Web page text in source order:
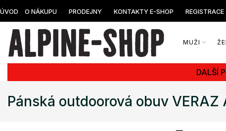
ÚVOD O NÁKUPU PRODEJNY KONTAKTY E-SHOP REGISTRACE
MUŽI
DALŠÍ
Pánská outdoorová obuv VERAZ